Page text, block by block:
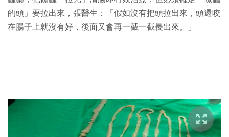
的頭」要拉出來，張醫生：「假如沒有把頭拉出來，頭還咬
在腸子上就沒有好，後面又會再一截一截長出來。」